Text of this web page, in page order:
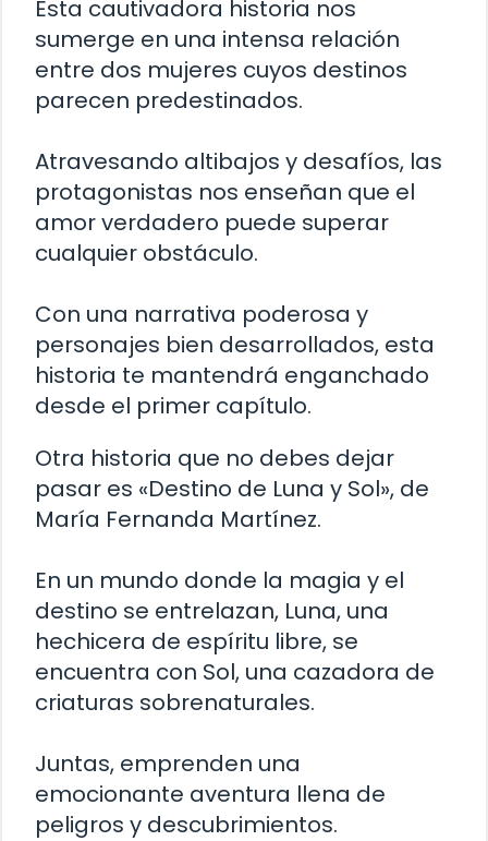
Esta cautivadora historia nos
sumerge en una intensa relación
entre dos mujeres cuyos destinos
parecen predestinados.
Atravesando altibajos y desafíos, las
protagonistas nos enseñan que el
amor verdadero puede superar
cualquier obstáculo.
Con una narrativa poderosa y
personajes bien desarrollados, esta
historia te mantendrá enganchado
desde el primer capítulo.
Otra historia que no debes dejar
pasar es «Destino de Luna y Sol», de
María Fernanda Martínez.
En un mundo donde la magia y el
destino se entrelazan, Luna, una
hechicera de espíritu libre, se
encuentra con Sol, una cazadora de
criaturas sobrenaturales.
Juntas, emprenden una
emocionante aventura llena de
peligros y descubrimientos.